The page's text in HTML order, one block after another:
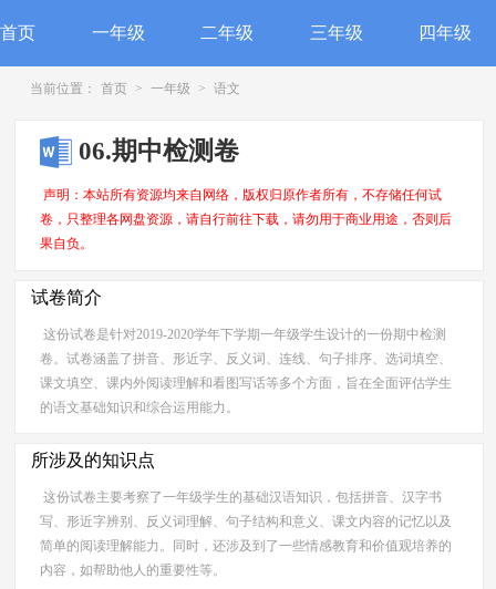
首页 一年级 二年级 三年级 四年级
当前位置： 首页 > 一年级 > 语文
06.期中检测卷
声明：本站所有资源均来自网络，版权归原作者所有，不存储任何试
卷，只整理各网盘资源，请自行前往下载，请勿用于商业用途，否则后
果自负。
试卷简介
这份试卷是针对2019-2020学年下学期一年级学生设计的一份期中检测
卷。试卷涵盖了拼音、形近字、反义词、连线、句子排序、选词填空、
课文填空、课内外阅读理解和看图写话等多个方面，旨在全面评估学生
的语文基础知识和综合运用能力。
所涉及的知识点
这份试卷主要考察了一年级学生的基础汉语知识，包括拼音、汉字书
写、形近字辨别、反义词理解、句子结构和意义、课文内容的记忆以及
简单的阅读理解能力。同时，还涉及到了一些情感教育和价值观培养的
内容，如帮助他人的重要性等。